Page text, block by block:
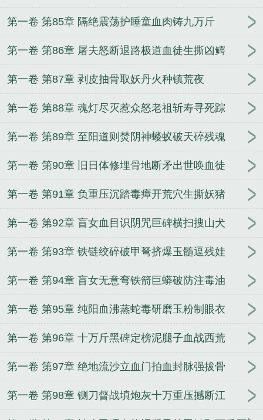
第一卷 第85章 隔绝震荡护睡童血肉铸九万斤
第一卷 第86章 屠夫怒断退路极道血徒生撕凶鳄
第一卷 第87章 剥皮抽骨取妖丹火种镇荒夜
第一卷 第88章 魂灯尽灭惹众怒老祖斩寿寻死踪
第一卷 第89章 至阳道则焚阴神蝼蚁破天碎残魂
第一卷 第90章 旧日体修埋骨地断矛出世唤血徒
第一卷 第91章 负重压沉踏毒瘴开荒穴生撕妖猪
第一卷 第92章 盲女血目识阴咒巨碑横扫搜山犬
第一卷 第93章 铁链绞碎破甲弩挤爆玉髓逗残娃
第一卷 第94章 盲女无意弯铁箭巨蟒破防注毒油
第一卷 第95章 纯阳血沸蒸蛇毒研磨玉粉制眼衣
第一卷 第96章 十万斤黑碑定榜泥腿子血战西荒
第一卷 第97章 绝地流沙立血门拍血封脉强拔骨
第一卷 第98章 铡刀督战填炮灰十万重压撼断江